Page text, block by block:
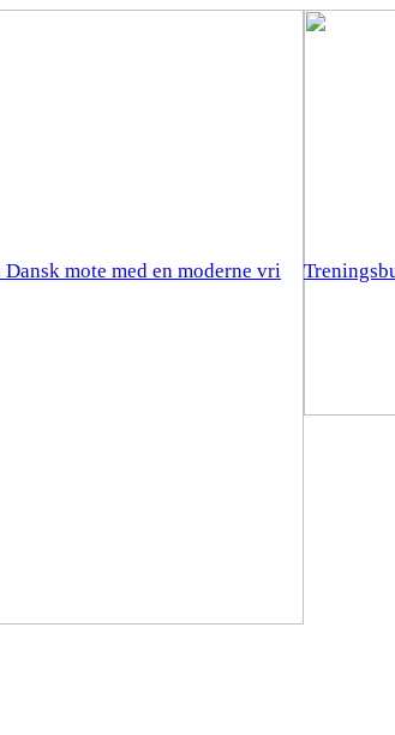
mote med en moderne vri